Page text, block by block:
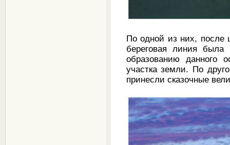
По одной из них, после
береговая линия была
образованию данного
участка земли. По
принесли сказочные